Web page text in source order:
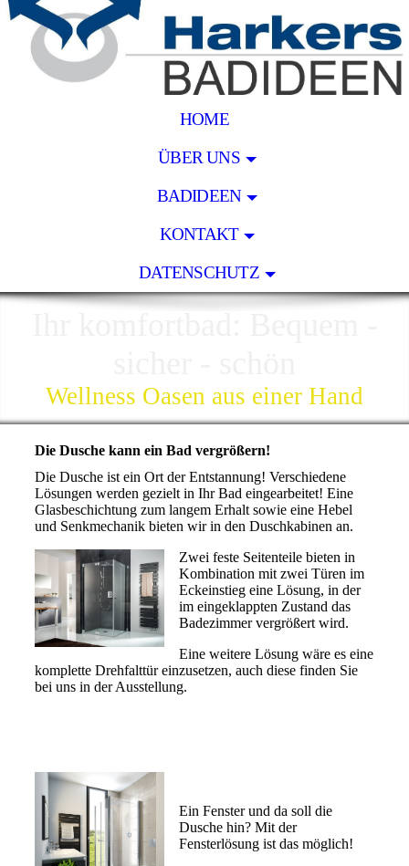
HOME
ÜBER UNS
BADIDEEN
KONTAKT
DATENSCHUTZ
Wellness Oasen aus einer Hand
Die Dusche kann ein Bad vergrößern!
Die Dusche ist ein Ort der Entstannung! Verschiedene
Lösungen werden gezielt in Ihr Bad eingearbeitet! Eine
Glasbeschichtung zum langem Erhalt sowie eine Hebel
und Senkmechanik bieten wir in den Duschkabinen an.
Zwei feste Seitenteile bieten in
Kombination mit zwei Türen im
Eckeinstieg eine Lösung, in der
im eingeklappten Zustand das
Badezimmer vergrößert wird.
Eine weitere Lösung wäre es eine
komplette Drehfalttür einzusetzen, auch diese finden Sie
bei uns in der Ausstellung.
Ein Fenster und da soll die
Dusche hin? Mit der
Fensterlösung ist das möglich!